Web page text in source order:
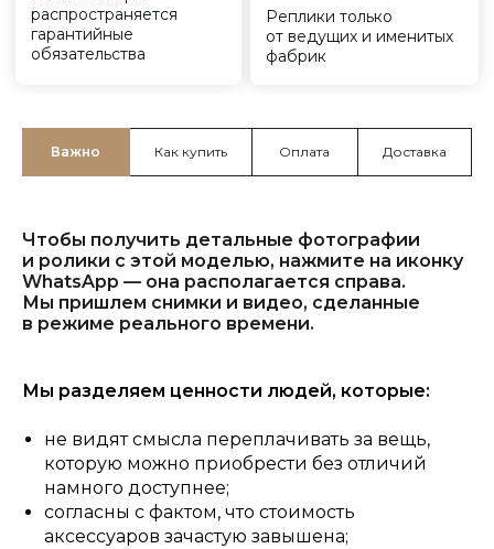
Важно Как купить Оплата Доставка
Чтобы получить детальные фотографии
и ролики с этой моделью, нажмите на иконку
WhatsApp — она располагается справа.
Мы пришлем снимки и видео, сделанные
в режиме реального времени.
Мы разделяем ценности людей, которые:
не видят смысла переплачивать за вещь,
которую можно приобрести без отличий
намного доступнее;
согласны с фактом, что стоимость
аксессуаров зачастую завышена;